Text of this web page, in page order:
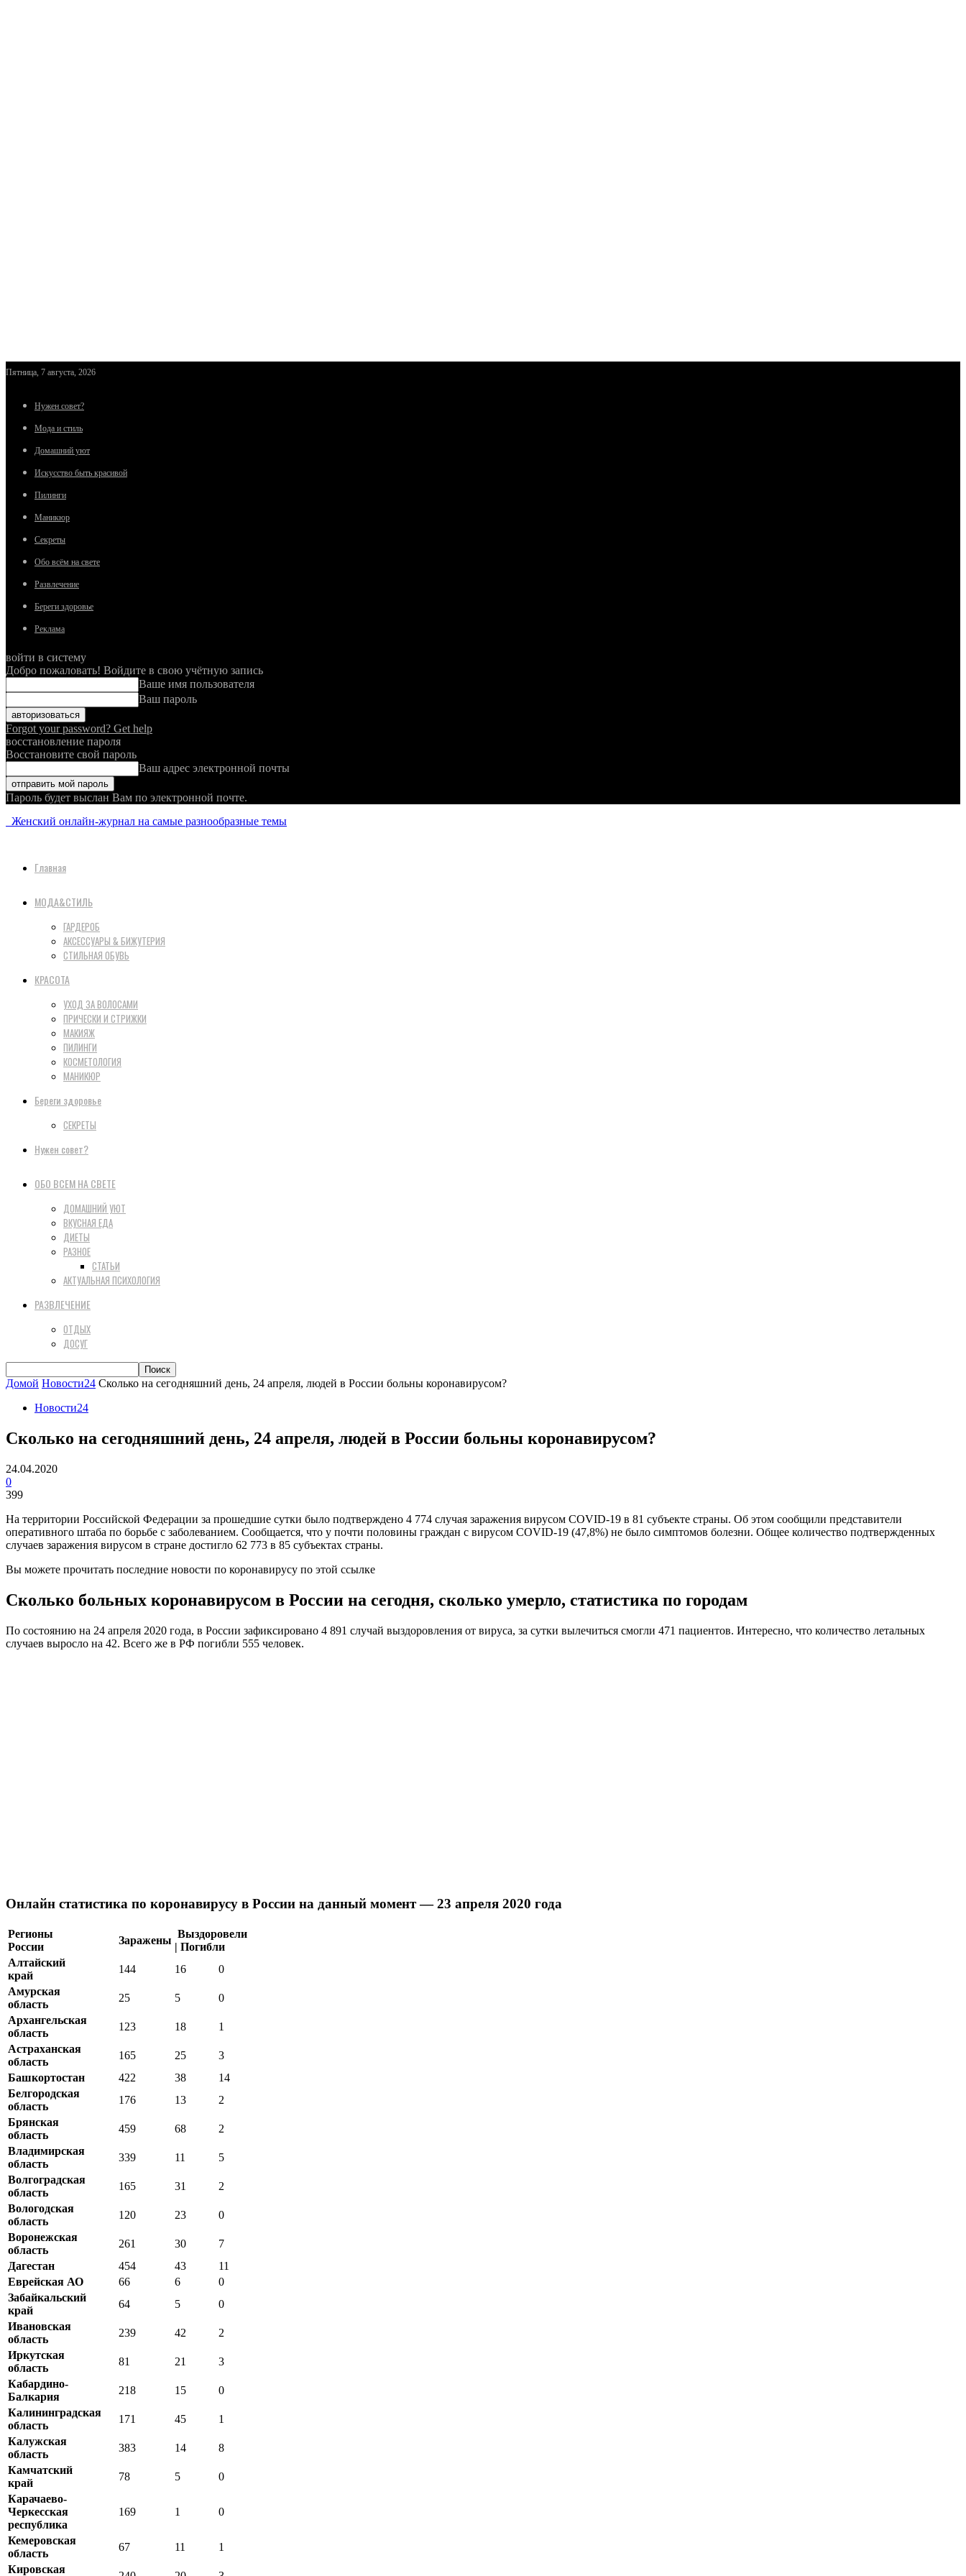
Пятница, 7 августа, 2026
Нужен совет?
Мода и стиль
Домашний уют
Искусство быть красивой
Пилинги
Маникюр
Секреты
Обо всём на свете
Развлечение
Береги здоровье
Реклама
войти в систему
Добро пожаловать! Войдите в свою учётную запись
Ваше имя пользователя
Ваш пароль
Forgot your password? Get help
восстановление пароля
Восстановите свой пароль
Ваш адрес электронной почты
Пароль будет выслан Вам по электронной почте.
Женский онлайн-журнал на самые разнообразные темы
Главная
МОДА&СТИЛЬ
ГАРДЕРОБ
АКСЕССУАРЫ & БИЖУТЕРИЯ
СТИЛЬНАЯ ОБУВЬ
КРАСОТА
УХОД ЗА ВОЛОСАМИ
ПРИЧЕСКИ И СТРИЖКИ
МАКИЯЖ
ПИЛИНГИ
КОСМЕТОЛОГИЯ
МАНИКЮР
Береги здоровье
СЕКРЕТЫ
Нужен совет?
ОБО ВСЕМ НА СВЕТЕ
ДОМАШНИЙ УЮТ
ВКУСНАЯ ЕДА
ДИЕТЫ
РАЗНОЕ
СТАТЬИ
АКТУАЛЬНАЯ ПСИХОЛОГИЯ
РАЗВЛЕЧЕНИЕ
ОТДЫХ
ДОСУГ
Домой Новости24 Сколько на сегодняшний день, 24 апреля, людей в России больны коронавирусом?
Новости24
Сколько на сегодняшний день, 24 апреля, людей в России больны коронавирусом?
24.04.2020
0
399
На территории Российской Федерации за прошедшие сутки было подтверждено 4 774 случая заражения вирусом COVID-19 в 81 субъекте страны. Об этом сообщили представители
оперативного штаба по борьбе с заболеванием. Сообщается, что у почти половины граждан с вирусом COVID-19 (47,8%) не было симптомов болезни. Общее количество подтвержденных
случаев заражения вирусом в стране достигло 62 773 в 85 субъектах страны.
Вы можете прочитать последние новости по коронавирусу по этой ссылке
Сколько больных коронавирусом в России на сегодня, сколько умерло, статистика по городам
По состоянию на 24 апреля 2020 года, в России зафиксировано 4 891 случай выздоровления от вируса, за сутки вылечиться смогли 471 пациентов. Интересно, что количество летальных
случаев выросло на 42. Всего же в РФ погибли 555 человек.
Онлайн статистика по коронавирусу в России на данный момент — 23 апреля 2020 года
Регионы
России
Заражены
Выздоровели
| Погибли
Алтайский
край
144 16
0
Амурская
область
25 5
0
Архангельская
область
123 18
1
Астраханская
область
165 25
3
Башкортостан
422 38
14
Белгородская
область
176 13
2
Брянская
область
459 68
2
Владимирская
область
339 11
5
Волгоградская
область
165 31
2
Вологодская
область
120 23
0
Воронежская
область
261 30
7
Дагестан
454 43
11
Еврейская АО
66 6
0
Забайкальский
край
64 5
0
Ивановская
область
239 42
2
Иркутская
область
81 21
3
Кабардино-
Балкария
218 15
0
Калининградская
область
171 45
1
Калужская
область
383 14
8
Камчатский
край
78 5
0
Карачаево-
Черкесская
республика
169 1 0
Кемеровская
область
67 11
1
Кировская